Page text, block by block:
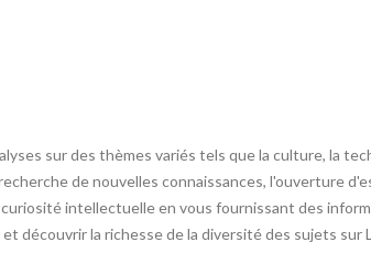
sur des thèmes variés tels que la culture, la
de nouvelles connaissances, l'ouverture
intellectuelle en vous fournissant des
découvrir la richesse de la diversité des sujets sur